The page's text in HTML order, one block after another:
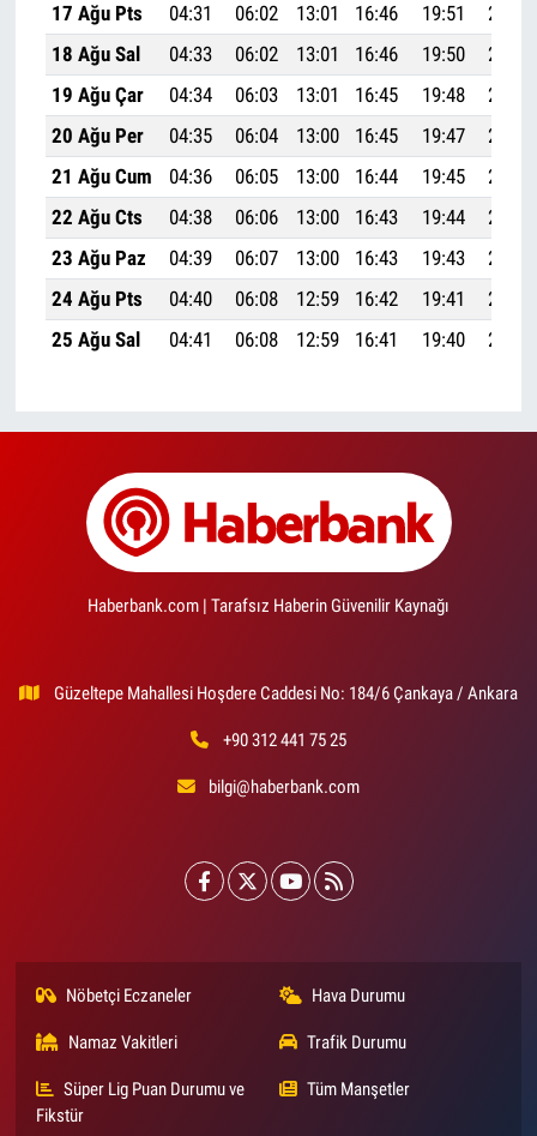
17 Ağu Pts
04:31 06:02 13:01 16:46 19:51
21:15
18 Ağu Sal
04:33 06:02 13:01 16:46 19:50
21:13
19 Ağu Çar
04:34 06:03 13:01 16:45 19:48
21:12
20 Ağu Per
04:35 06:04 13:00 16:45 19:47
21:10
21 Ağu Cum
04:36 06:05 13:00 16:44 19:45
21:08
22 Ağu Cts
04:38 06:06 13:00 16:43 19:44
21:07
23 Ağu Paz
04:39 06:07 13:00 16:43 19:43
21:05
24 Ağu Pts
04:40 06:08 12:59 16:42 19:41
21:03
25 Ağu Sal
04:41 06:08 12:59 16:41 19:40 21:02
Haberbank.com | Tarafsız Haberin Güvenilir Kaynağı
Güzeltepe Mahallesi Hoşdere Caddesi No: 184/6 Çankaya / Ankara
+90 312 441 75 25
bilgi@haberbank.com
Nöbetçi Eczaneler Hava Durumu
Namaz Vakitleri Trafik Durumu
Süper Lig Puan Durumu ve
Fikstür
Tüm Manşetler